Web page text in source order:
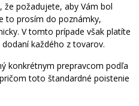
že požadujete, aby Vám bol
to prosím do poznámky,
V tomto prípade však platíte
každého z tovarov.
konkrétnym prepravcom podľa
toto štandardné poistenie